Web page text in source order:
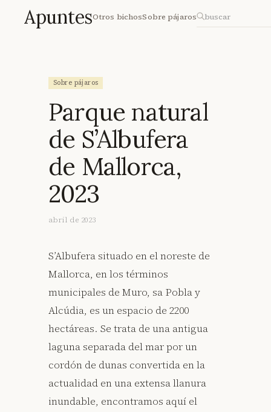
ApuntesOtros bichosSobre pájaros
Sobre pájaros
Parque natural
de S’Albufera
de Mallorca,
2023
abril de 2023
S’Albufera situado en el noreste de
Mallorca, en los términos
municipales de Muro, sa Pobla y
Alcúdia, es un espacio de 2200
hectáreas. Se trata de una antigua
laguna separada del mar por un
cordón de dunas convertida en la
actualidad en una extensa llanura
inundable, encontramos aquí el